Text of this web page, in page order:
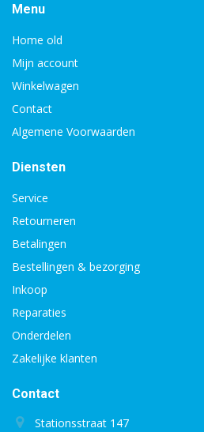
Menu
Home old
Mijn account
Winkelwagen
Contact
Algemene Voorwaarden
Diensten
Service
Retourneren
Betalingen
Bestellingen & bezorging
Inkoop
Reparaties
Onderdelen
Zakelijke klanten
Contact
Stationsstraat 147